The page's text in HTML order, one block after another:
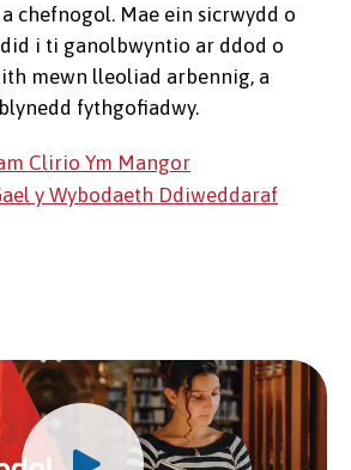
chefnogol. Mae ein sicrwydd o
i ti ganolbwyntio ar ddod o
mewn lleoliad arbennig, a
fythgofiadwy.
Clirio Ym Mangor
y Wybodaeth Ddiweddaraf